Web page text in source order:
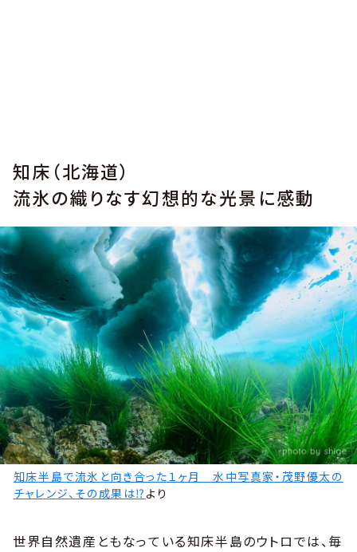
知床（北海道）
流氷の織りなす幻想的な光景に感動
知床半島で流氷と向き合った１ヶ月 水中写真家・茂野優太の
チャレンジ、その成果は⁉ より
世界自然遺産ともなっている知床半島のウトロでは、毎